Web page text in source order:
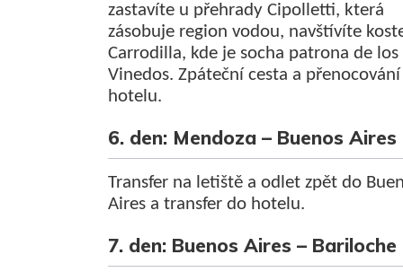
zastavíte u přehrady Cipolletti, která
zásobuje region vodou, navštívíte
Carrodilla, kde je socha patrona de los
Vinedos. Zpáteční cesta a přenocování
hotelu.
6. den: Mendoza – Buenos Aires
Transfer na letiště a odlet zpět do
Aires a transfer do hotelu.
7. den: Buenos Aires – Bariloche